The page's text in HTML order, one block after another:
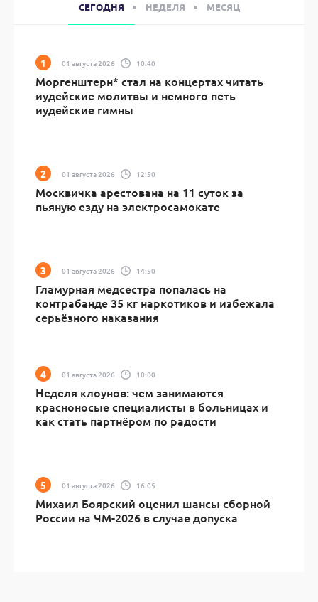
СЕГОДНЯ НЕДЕЛЯ МЕСЯЦ
01 августа 2026 10:40
Моргенштерн* стал на концертах читать
иудейские молитвы и немного петь
иудейские гимны
01 августа 2026 12:50
Москвичка арестована на 11 суток за
пьяную езду на электросамокате
01 августа 2026 14:50
Гламурная медсестра попалась на
контрабанде 35 кг наркотиков и избежала
серьёзного наказания
01 августа 2026 10:00
Неделя клоунов: чем занимаются
красноносые специалисты в больницах и
как стать партнёром по радости
01 августа 2026 16:05
Михаил Боярский оценил шансы сборной
России на ЧМ-2026 в случае допуска